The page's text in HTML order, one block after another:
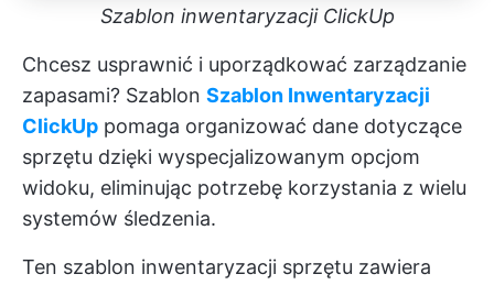
Szablon inwentaryzacji ClickUp
Chcesz usprawnić i uporządkować zarządzanie
zapasami? Szablon Szablon Inwentaryzacji
ClickUp pomaga organizować dane dotyczące
sprzętu dzięki wyspecjalizowanym opcjom
widoku, eliminując potrzebę korzystania z wielu
systemów śledzenia.
Ten szablon inwentaryzacji sprzętu zawiera